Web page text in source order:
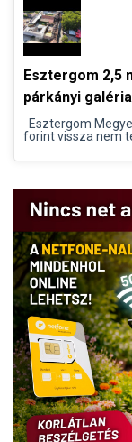
Esztergom 2,5
párkányi
Esztergom
forint vissza nem